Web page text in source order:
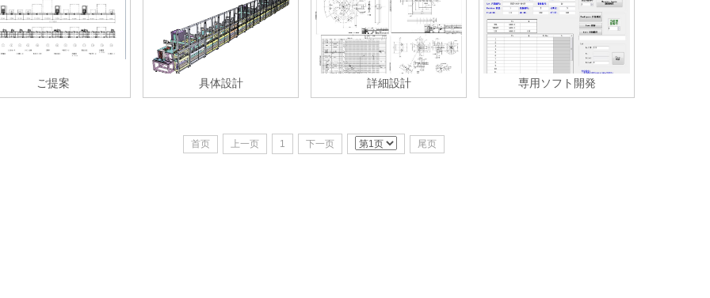
ご提案 具体設計 詳細設計 専用ソフト開発
首页 上一页 1 下一页 尾页